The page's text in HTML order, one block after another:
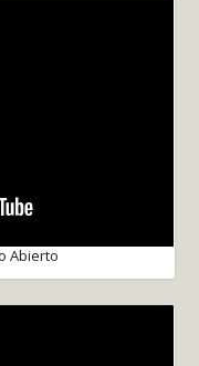
Abierto